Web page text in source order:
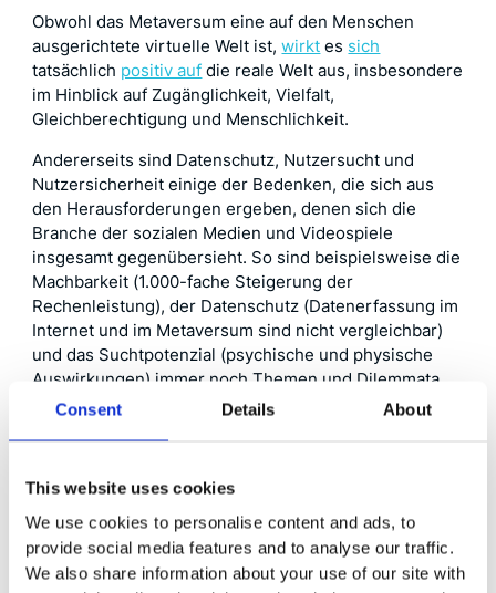
Consent Details About
This website uses cookies
We use cookies to personalise content and ads, to
provide social media features and to analyse our traffic.
We also share information about your use of our site with
Obwohl das Metaversum eine auf den Menschen
ausgerichtete virtuelle Welt ist,wirkt es sich
tatsächlich positiv auf die reale Welt aus, insbesondere
im Hinblick auf Zugänglichkeit, Vielfalt,
Gleichberechtigung und Menschlichkeit.
Andererseits sind Datenschutz, Nutzersucht und
Nutzersicherheit einige der Bedenken, die sich aus
den Herausforderungen ergeben, denen sich die
Branche der sozialen Medien und Videospiele
insgesamt gegenübersieht. So sind beispielsweise die
Machbarkeit (1.000-fache Steigerung der
Rechenleistung), der Datenschutz (Datenerfassung im
Internet und im Metaversum sind nicht vergleichbar)
und das Suchtpotenzial (psychische und physische
Auswirkungen) immer noch Themen und Dilemmata,
die es zu diskutieren und zu lösen gilt.
Metaverse ist (noch)
produktionsreif
Im Laufe des Jahres 2021 wurde das Wort